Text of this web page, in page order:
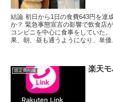
結論 初日から1日の食費643円を達
か？ 緊急事態宣言の影響で飲食店
コンビニを中心に食事をしていた
果、朝、昼も通うようになり、単価
固定費削減 楽天